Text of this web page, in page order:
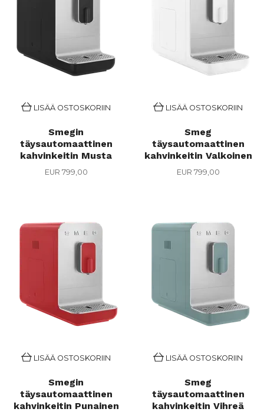
LISÄÄ OSTOSKORIIN
Smegin
täysautomaattinen
kahvinkeitin Musta
EUR 799,00
LISÄÄ OSTOSKORIIN
Smeg
täysautomaattinen
kahvinkeitin Valkoinen
EUR 799,00
LISÄÄ OSTOSKORIIN
Smegin
täysautomaattinen
kahvinkeitin Punainen
LISÄÄ OSTOSKORIIN
Smeg
täysautomaattinen
kahvinkeitin Vihreä